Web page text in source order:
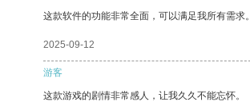
这款软件的功能非常全面，可以满足我所有需求。
2025-09-12
游客
这款游戏的剧情非常感人，让我久久不能忘怀。